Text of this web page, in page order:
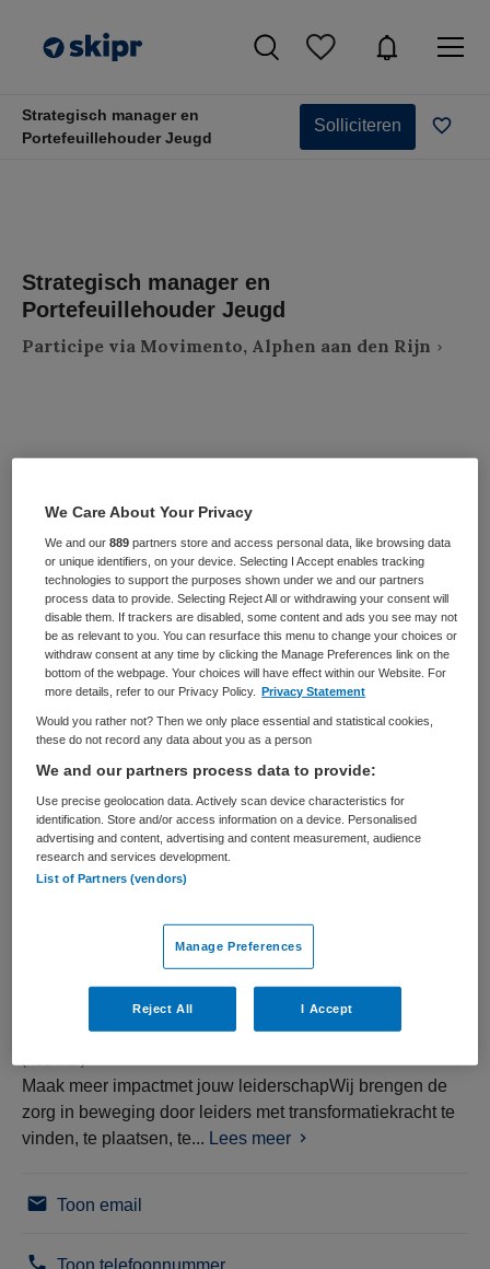
Strategisch manager en
Portefeuillehouder Jeugd
Solliciteren
Strategisch manager en
Portefeuillehouder Jeugd
Participe via Movimento, Alphen aan den Rijn
Zorgmanagement Regiomanager
BRANCHE
Onbekend
AANSTELLING
Niet nader bepaald
PLAATSINGSDATUM
4 november 2025
NIVEAU
HBO
Niet nader bepaald Niet nader bepaald
Vacature niet beschikbaar
Deze vacature Strategisch manager en
Portefeuillehouder Jeugd bij Participe via Movimento is
niet meer actueel. Hieronder staan enkele vergelijkbare
(Recruiter)
Maak meer impactmet jouw leiderschapWij brengen de
zorg in beweging door leiders met transformatiekracht te
vinden, te plaatsen, te... Lees meer
Toon email
Toon telefoonnummer
We Care About Your Privacy
We and our889 partners store and access personal data, like browsing data
or unique identifiers, on your device. Selecting I Accept enables tracking
technologies to support the purposes shown under we and our partners
process data to provide. Selecting Reject All or withdrawing your consent will
disable them. If trackers are disabled, some content and ads you see may not
be as relevant to you. You can resurface this menu to change your choices or
withdraw consent at any time by clicking the Manage Preferences link on the
bottom of the webpage. Your choices will have effect within our Website. For
more details, refer to our Privacy Policy.
Privacy Statement
Would you rather not? Then we only place essential and statistical cookies,
these do not record any data about you as a person
We and our partners process data to provide:
Use precise geolocation data. Actively scan device characteristics for
identification. Store and/or access information on a device. Personalised
advertising and content, advertising and content measurement, audience
research and services development.
List of Partners (vendors)
Manage Preferences
Reject All I Accept